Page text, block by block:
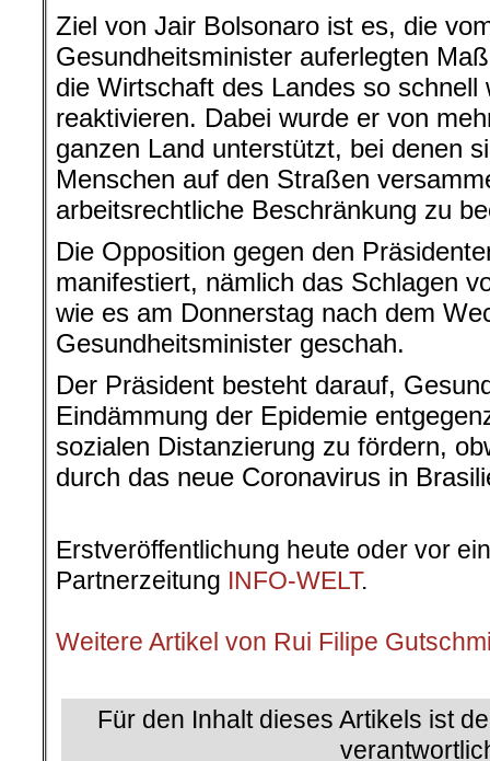
Ziel von Jair Bolsonaro ist es, die
Gesundheitsminister auferlegten
die Wirtschaft des Landes so schnell
reaktivieren. Dabei wurde er von
ganzen Land unterstützt, bei denen
Menschen auf den Straßen
arbeitsrechtliche Beschränkung zu
Die Opposition gegen den
manifestiert, nämlich das Schlagen
wie es am Donnerstag nach dem
Gesundheitsminister geschah.
Der Präsident besteht darauf,
Eindämmung der Epidemie
sozialen Distanzierung zu fördern,
durch das neue Coronavirus in
Erstveröffentlichung heute oder vor
Partnerzeitung INFO-WELT.
Weitere Artikel von Rui Filipe
Für den Inhalt dieses Artikels ist